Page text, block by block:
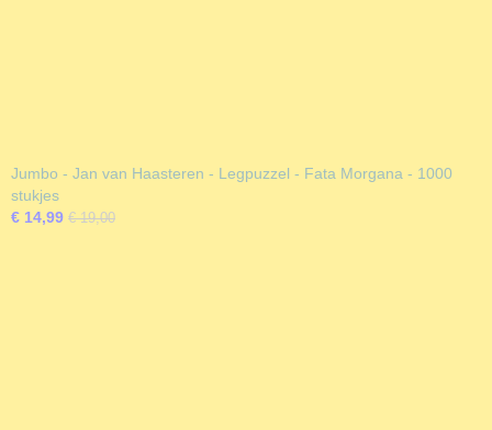
Jumbo - Jan van Haasteren - Legpuzzel - Fata Morgana - 1000
stukjes
€ 14,99 € 19,00